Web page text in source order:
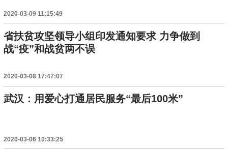
2020-03-09 11:15:49
省扶贫攻坚领导小组印发通知要求 力争做到
战“疫”和战贫两不误
2020-03-08 17:47:07
武汉：用爱心打通居民服务“最后100米”
2020-03-06 10:33:25